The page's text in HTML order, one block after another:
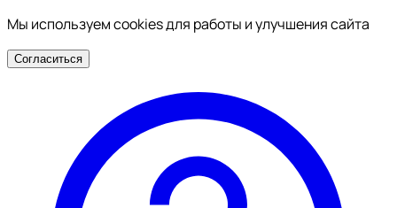
Мы используем cookies для работы и улучшения сайта
Согласиться